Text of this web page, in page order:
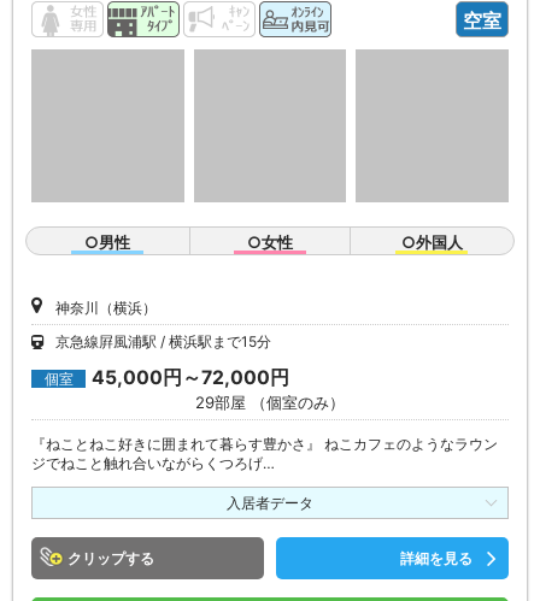
空室
○男性 ○女性 ○外国人
神奈川（横浜）
京急線屛風浦駅
横浜駅まで15分
個室 45,000円～72,000円
29部屋 （個室のみ）
『ねことねこ好きに囲まれて暮らす豊かさ』 ねこカフェのようなラウン
ジでねこと触れ合いながらくつろげ…
入居者データ
クリップ 詳細を見る